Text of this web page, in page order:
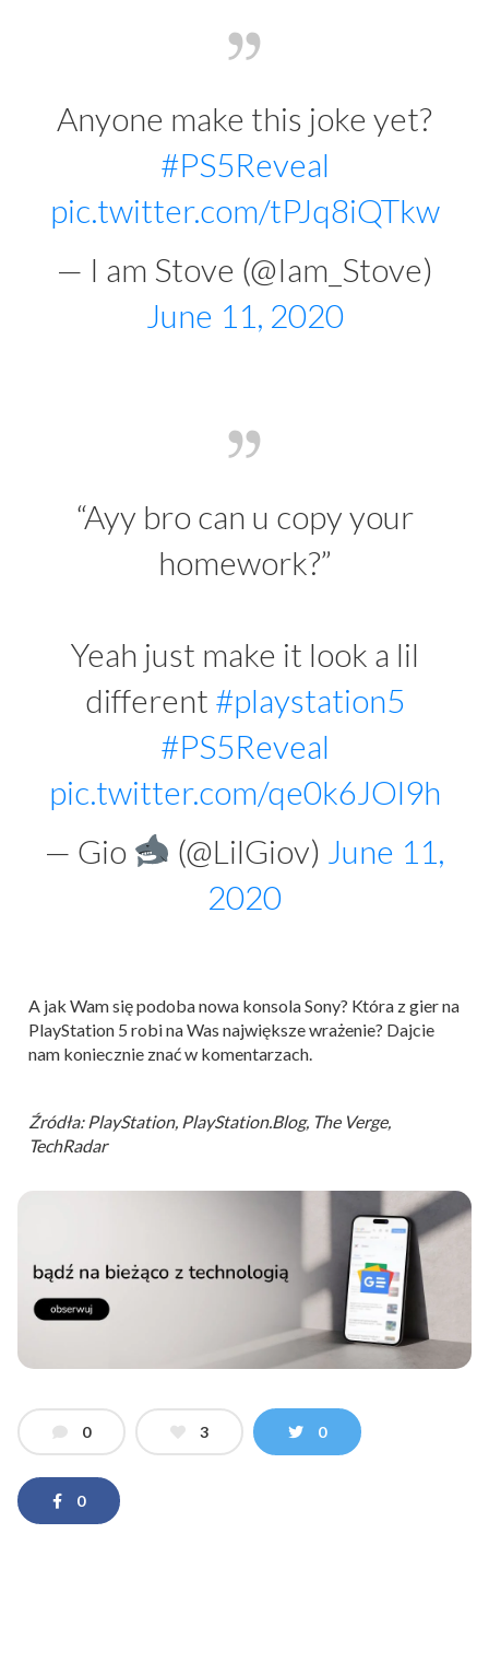
Anyone make this joke yet?
#PS5Reveal
pic.twitter.com/tPJq8iQTkw
— I am Stove (@Iam_Stove)
June 11, 2020
“Ayy bro can u copy your
homework?”
Yeah just make it look a lil
different #playstation5
#PS5Reveal
pic.twitter.com/qe0k6JOl9h
— Gio
(@LilGiov) June 11,
2020
A jak Wam się podoba nowa konsola Sony? Która z gier na
PlayStation 5 robi na Was największe wrażenie? Dajcie
nam koniecznie znać w komentarzach.
Źródła: PlayStation, PlayStation.Blog, The Verge,
TechRadar
0 3 0
0